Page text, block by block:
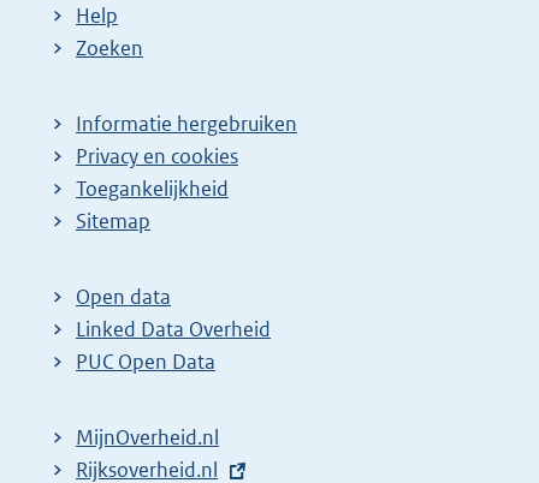
Help
Zoeken
Informatie hergebruiken
Privacy en cookies
Toegankelijkheid
Sitemap
Open data
Linked Data Overheid
PUC Open Data
MijnOverheid.nl
E
Rijksoverheid.nl